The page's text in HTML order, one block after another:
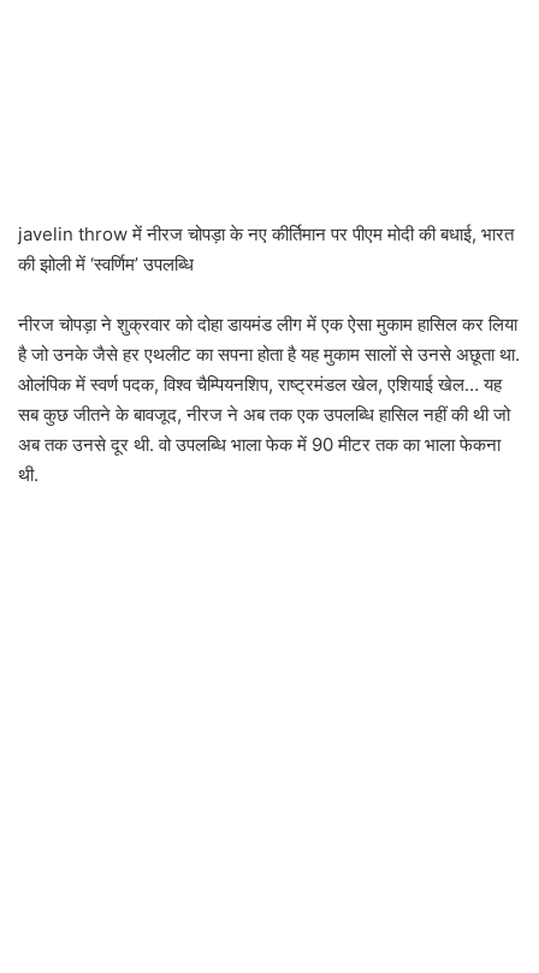
javelin throw में नीरज चोपड़ा के नए कीर्तिमान पर पीएम मोदी की बधाई, भारत
की झोली में ‘स्वर्णिम’ उपलब्धि
नीरज चोपड़ा ने शुक्रवार को दोहा डायमंड लीग में एक ऐसा मुकाम हासिल कर लिया
है जो उनके जैसे हर एथलीट का सपना होता है यह मुकाम सालों से उनसे अछूता था.
ओलंपिक में स्वर्ण पदक, विश्व चैम्पियनशिप, राष्ट्रमंडल खेल, एशियाई खेल… यह
सब कुछ जीतने के बावजूद, नीरज ने अब तक एक उपलब्धि हासिल नहीं की थी जो
अब तक उनसे दूर थी. वो उपलब्धि भाला फेक में 90 मीटर तक का भाला फेकना
थी.